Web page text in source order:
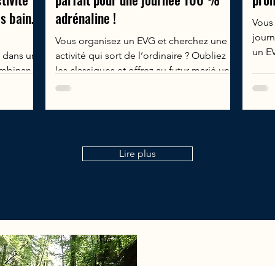
bains
un
:
adrénaline !
Vous organisez un EVG et cherchez une
activité qui sort de l’ordinaire ? Oubliez
les classiques et offrez au futur marié une
...
un
Lire plus